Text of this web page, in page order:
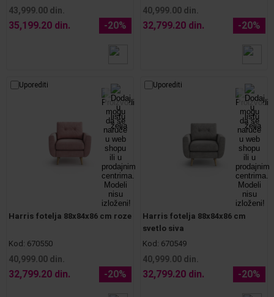
43,999.00 din.
35,199.20 din. -20%
40,999.00 din.
32,799.20 din. -20%
Uporediti
Harris fotelja 88x84x86 cm roze
Kod: 670550
40,999.00 din.
32,799.20 din. -20%
Uporediti
Harris fotelja 88x84x86 cm
svetlo siva
Kod: 670549
40,999.00 din.
32,799.20 din. -20%